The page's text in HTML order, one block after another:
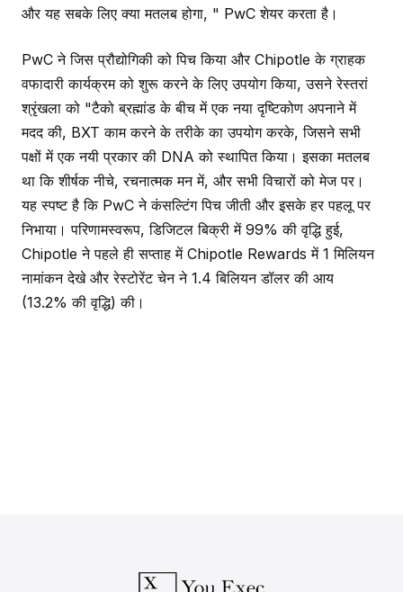
और यह सबके लिए क्या मतलब होगा, " PwC शेयर करता है।
PwC ने जिस प्रौद्योगिकी को पिच किया और Chipotle के ग्राहक
वफादारी कार्यक्रम को शुरू करने के लिए उपयोग किया, उसने रेस्तरां
श्रृंखला को "टैको ब्रह्मांड के बीच में एक नया दृष्टिकोण अपनाने में
मदद की, BXT काम करने के तरीके का उपयोग करके, जिसने सभी
पक्षों में एक नयी प्रकार की DNA को स्थापित किया। इसका मतलब
था कि शीर्षक नीचे, रचनात्मक मन में, और सभी विचारों को मेज पर।
यह स्पष्ट है कि PwC ने कंसल्टिंग पिच जीती और इसके हर पहलू पर
निभाया। परिणामस्वरूप, डिजिटल बिक्री में 99% की वृद्धि हुई,
Chipotle ने पहले ही सप्ताह में Chipotle Rewards में 1 मिलियन
नामांकन देखे और रेस्टोरेंट चेन ने 1.4 बिलियन डॉलर की आय
(13.2% की वृद्धि) की।